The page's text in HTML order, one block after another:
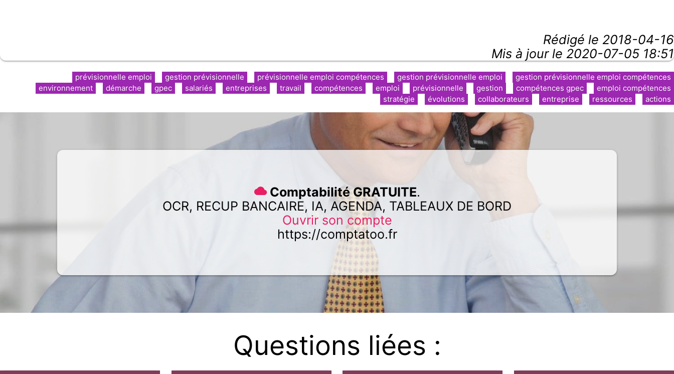
Rédigé le 2018-04-16
Mis à jour le 2020-07-05 18:51
gestion prévisionnelle emploi compétences
gestion prévisionnelle emploi
prévisionnelle emploi compétences
gestion prévisionnelle
prévisionnelle emploi
emploi compétences
compétences gpec
gestion
prévisionnelle
emploi
compétences
travail
entreprises
salariés
gpec
démarche
environnement
actions
ressources
entreprise
collaborateurs
évolutions
stratégie
Comptabilité GRATUITE.
OCR, RECUP BANCAIRE, IA, AGENDA, TABLEAUX DE BORD
Ouvrir son compte
https://comptatoo.fr
Questions liées :